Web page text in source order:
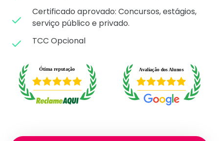
Certificado aprovado: Concursos, estágios,
serviço público e privado.
TCC Opcional